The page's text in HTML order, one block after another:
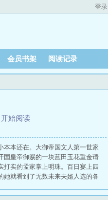
登录
会员书架 阅读记录
开始阅读
本本还在。大御帝国文人第一世家
国皇帝御赐的一块蓝田玉花重金请
打实的孟家掌上明珠。百日宴上四
她就看到了无数未来夫婿人选的各
都认为孟家教出来的女儿必然是大